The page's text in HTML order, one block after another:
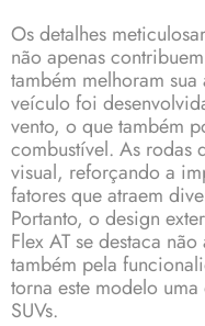
Os detalhes
não apenas
também melhoram
veículo foi
vento, o que também
combustível. As rodas
visual, reforçando a
fatores que atraem
Portanto, o design
Flex AT se destaca
também pela
torna este modelo
SUVs.